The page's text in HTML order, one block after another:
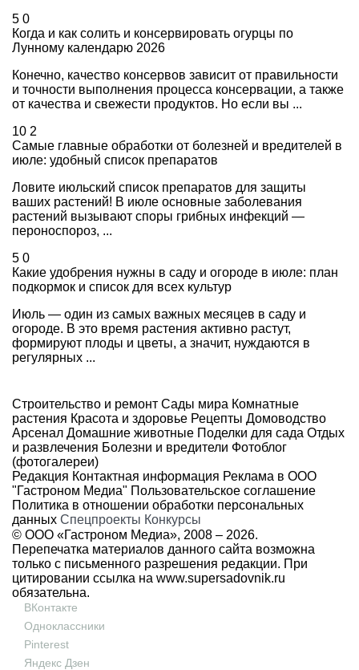
5 0
Когда и как солить и консервировать огурцы по
Лунному календарю 2026
Конечно, качество консервов зависит от правильности
и точности выполнения процесса консервации, а также
от качества и свежести продуктов. Но если вы ...
10 2
Самые главные обработки от болезней и вредителей в
июле: удобный список препаратов
Ловите июльский список препаратов для защиты
ваших растений! В июле основные заболевания
растений вызывают споры грибных инфекций —
пероноспороз, ...
5 0
Какие удобрения нужны в саду и огороде в июле: план
подкормок и список для всех культур
Июль — один из самых важных месяцев в саду и
огороде. В это время растения активно растут,
формируют плоды и цветы, а значит, нуждаются в
регулярных ...
Строительство и ремонт Сады мира Комнатные
растения Красота и здоровье Рецепты Домоводство
Арсенал Домашние животные Поделки для сада Отдых
и развлечения Болезни и вредители Фотоблог
(фотогалереи)
Редакция Контактная информация Реклама в ООО
"Гастроном Медиа" Пользовательское соглашение
Политика в отношении обработки персональных
данных Спецпроекты Конкурсы
© ООО «Гастроном Медиа», 2008 – 2026.
Перепечатка материалов данного сайта возможна
только с письменного разрешения редакции. При
цитировании ссылка на www.supersadovnik.ru
обязательна.
ВКонтакте
Одноклассники
Pinterest
Яндекс Дзен